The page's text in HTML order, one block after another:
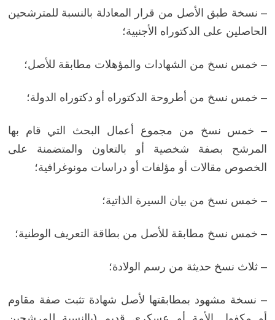
– نسخة طبق الأصل من قرار المعادلة بالنسبة للمترشحين
الحاصلين على الدكتوراه الأجنبية؛
– خمس نسخ من الشهادات والمؤهلات مطابقة للأصل؛
– خمس نسخ من أطروحة الدكتوراه أو دكتوراه الدولة؛
– خمس نسخ من مجموع أعمال البحث التي قام بها
المرشح بصفة شخصية أو بالتعاون والمتضمنة على
الخصوص مقالات أو مؤلفات أو دراسات مونوغرافية؛
– خمس نسخ من بيان السيرة الذاتية؛
– خمس نسخ مطابقة للأصل من بطاقة التعريف الوطنية؛
– ثلاث نسخ حديثة من رسم الولادة؛
– نسخة مشهود بمطابقتها لأصل شهادة تثبت صفة مقاوم